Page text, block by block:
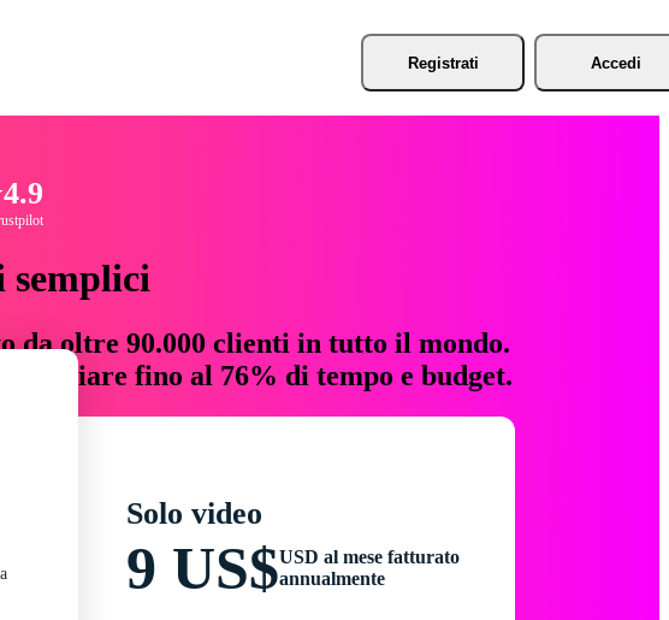
Registrati Accedi
4.9
semplici
da oltre 90.000 clienti in tutto il mondo.
fino al 76% di tempo e budget.
Solo video
9 US$USD al mese fatturato
annualmente